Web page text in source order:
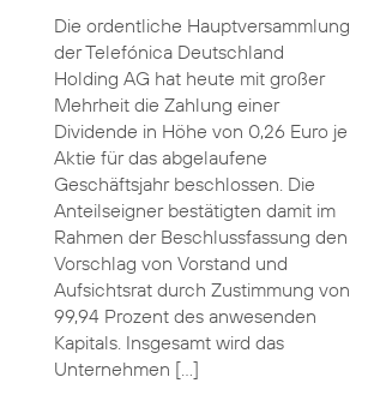
Die ordentliche Hauptversammlung
der Telefónica Deutschland
Holding AG hat heute mit großer
Mehrheit die Zahlung einer
Dividende in Höhe von 0,26 Euro je
Aktie für das abgelaufene
Geschäftsjahr beschlossen. Die
Anteilseigner bestätigten damit im
Rahmen der Beschlussfassung den
Vorschlag von Vorstand und
Aufsichtsrat durch Zustimmung von
99,94 Prozent des anwesenden
Kapitals. Insgesamt wird das
Unternehmen […]